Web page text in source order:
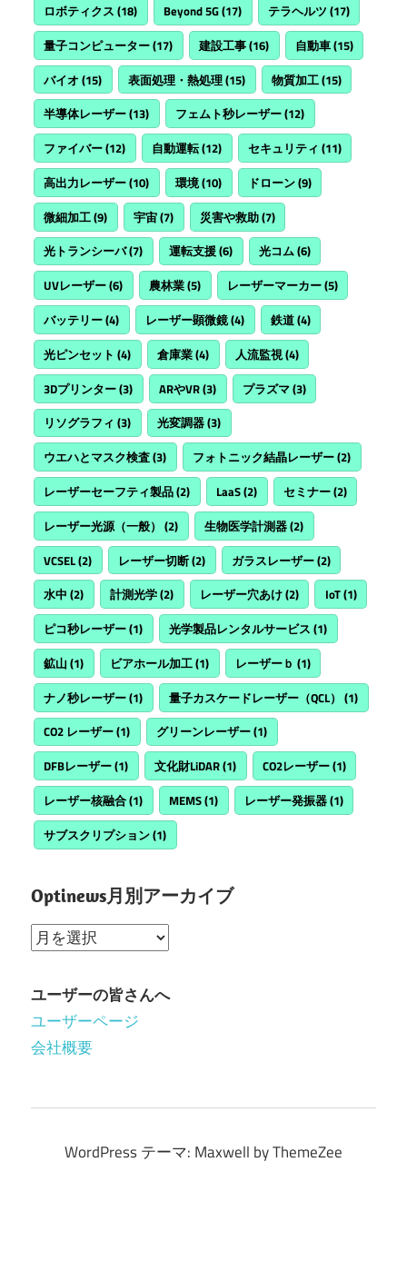
ロボティクス (18) Beyond 5G(17) テラヘルツ (17)
量子コンピューター(17) 建設工事(16) 自動車(15)
バイオ (15) 表面処理・熱処理(15) 物質加工(15)
半導体レーザー(13) フェムト秒レーザー(12)
ファイバー(12) 自動運転(12) セキュリティ (11)
高出力レーザー(10) 環境(10) ドローン(9)
微細加工(9) 宇宙(7) 災害や救助(7)
光トランシーバ(7) 運転支援(6) 光コム(6)
UVレーザー(6) 農林業(5) レーザーマーカー(5)
バッテリー(4) レーザー顕微鏡(4) 鉄道(4)
光ピンセット (4) 倉庫業(4) 人流監視(4)
3Dプリンター(3) ARやVR(3) プラズマ(3)
リソグラフィ (3) 光変調器(3)
ウエハとマスク検査(3) フォトニック結晶レーザー(2)
レーザーセーフティ製品(2) LaaS(2) セミナー(2)
レーザー光源（一般） (2) 生物医学計測器(2)
VCSEL(2) レーザー切断(2) ガラスレーザー(2)
水中 (2) 計測光学(2) レーザー穴あけ(2) IoT(1)
ピコ秒レーザー(1) 光学製品レンタルサービス (1)
鉱山 (1) ビアホール加工(1) レーザーｂ (1)
ナノ秒レーザー(1) 量子カスケードレーザー（QCL） (1)
CO2 レーザー(1) グリーンレーザー(1)
DFBレーザー(1) 文化財LiDAR(1) CO2レーザー(1)
レーザー核融合(1) MEMS(1) レーザー発振器(1)
サブスクリプション(1)
Optinews月別アーカイブ
Optinews
別
ア
ー
ユーザーの皆さんへ
ユーザーページ
会社概要
WordPress テーマ: Maxwell by ThemeZee